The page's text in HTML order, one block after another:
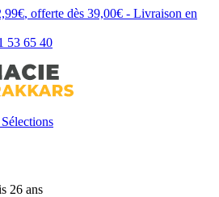
, offerte dès 39,00€ - Livraison en
53 65 40
Sélections
26 ans